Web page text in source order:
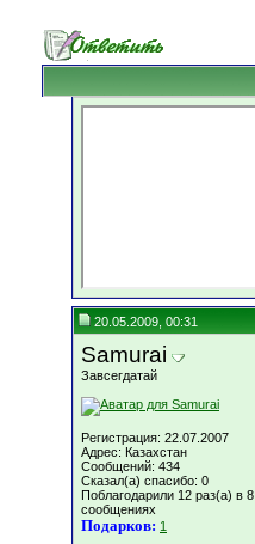
20.05.2009, 00:31
Samurai
Завсегдатай
Регистрация: 22.07.2007
Адрес: Казахстан
Сообщений: 434
Сказал(а) спасибо: 0
Поблагодарили 12 раз(а) в 8
сообщениях
Подарков: 1